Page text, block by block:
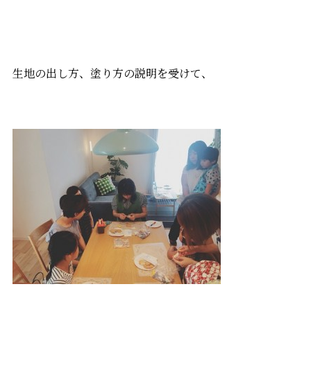
生地の出し方、塗り方の説明を受けて、